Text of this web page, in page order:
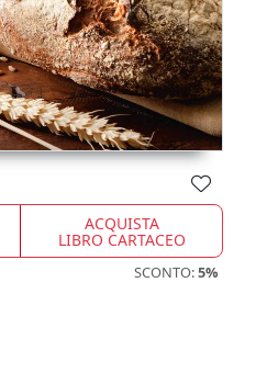
ACQUISTA
LIBRO CARTACEO
SCONTO:5%